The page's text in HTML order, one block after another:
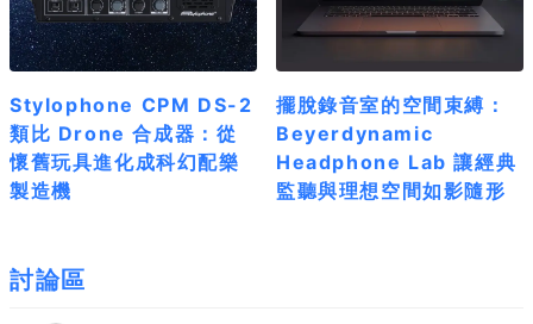
Stylophone CPM DS-2
類比 Drone 合成器：從
懷舊玩具進化成科幻配樂
製造機
擺脫錄音室的空間束縛：
Beyerdynamic
Headphone Lab 讓經典
監聽與理想空間如影隨形
討論區